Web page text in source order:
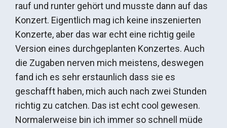
rauf und runter gehört und musste dann auf das
Konzert. Eigentlich mag ich keine inszenierten
Konzerte, aber das war echt eine richtig geile
Version eines durchgeplanten Konzertes. Auch
die Zugaben nerven mich meistens, deswegen
fand ich es sehr erstaunlich dass sie es
geschafft haben, mich auch nach zwei Stunden
richtig zu catchen. Das ist echt cool gewesen.
Normalerweise bin ich immer so schnell müde